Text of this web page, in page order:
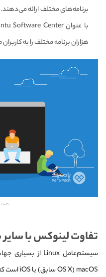
برنامه‌های مختلف ارائه می‌دهند.
هزاران برنامه مختلف را به
تفاوت لینوکس با